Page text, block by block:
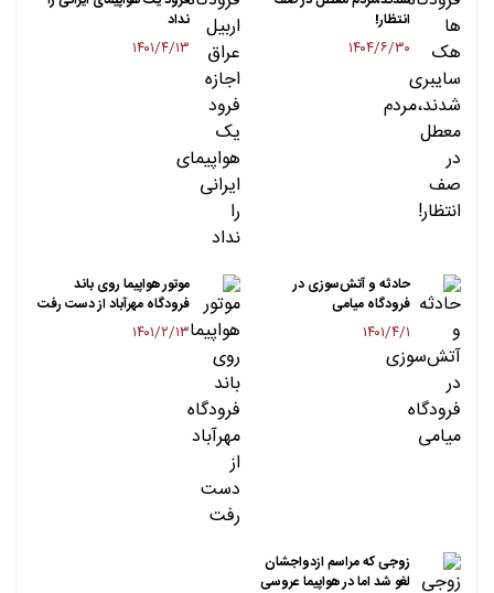
انتظار!
۱۴۰۴/۶/۳۰
نداد
۱۴۰۱/۴/۱۳
حادثه و آتش‌سوزی در
فرودگاه میامی
۱۴۰۱/۴/۱
موتور هواپیما روی باند
فرودگاه مهرآباد از دست رفت
۱۴۰۱/۲/۱۳
زوجی که مراسم ازدواجشان
لغو شد اما در هواپیما عروسی